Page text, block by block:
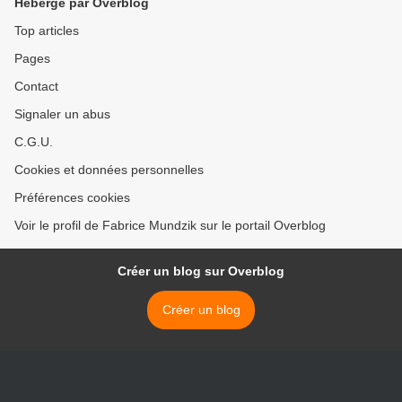
Top articles
Pages
Contact
Signaler un abus
C.G.U.
Cookies et données personnelles
Préférences cookies
Voir le profil de Fabrice Mundzik sur le portail Overblog
Créer un blog sur Overblog
Créer un blog